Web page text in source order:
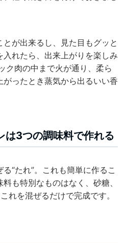
が出来るし、見た目もグッと
れたら、出来上がりを楽しみ
ク肉の中まで火が通り、柔ら
ったとき蒸気から出るいい香
は3つの調味料で作れる
“たれ”。これも簡単に作るこ
も特別なものはなく、砂糖、
れを混ぜるだけで完成です。